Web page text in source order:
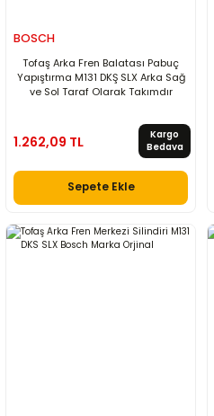
BOSCH
Tofaş Arka Fren Balatası Pabuç
Yapıştırma M131 DKŞ SLX Arka Sağ
ve Sol Taraf Olarak Takımdır
1.262,09 TL
Kargo
Bedava
Sepete Ekle